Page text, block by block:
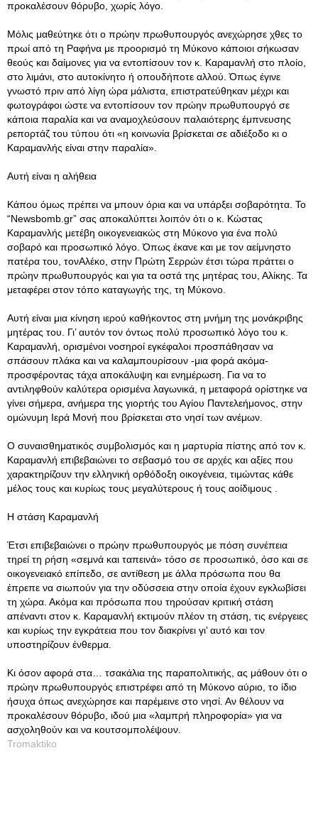
προκαλέσουν θόρυβο, χωρίς λόγο.
Μόλις μαθεύτηκε ότι ο πρώην πρωθυπουργός ανεχώρησε χθες το
πρωί από τη Ραφήνα με προορισμό τη Μύκονο κάποιοι σήκωσαν
θεούς και δαίμονες για να εντοπίσουν τον κ. Καραμανλή στο πλοίο,
στο λιμάνι, στο αυτοκίνητο ή οπουδήποτε αλλού. Όπως έγινε
γνωστό πριν από λίγη ώρα μάλιστα, επιστρατεύθηκαν μέχρι και
φωτογράφοι ώστε να εντοπίσουν τον πρώην πρωθυπουργό σε
κάποια παραλία και να αναμοχλεύσουν παλαιότερης έμπνευσης
ρεπορτάζ του τύπου ότι «η κοινωνία βρίσκεται σε αδιέξοδο κι ο
Καραμανλής είναι στην παραλία».
Αυτή είναι η αλήθεια
Κάπου όμως πρέπει να μπουν όρια και να υπάρξει σοβαρότητα. Το
“Newsbomb.gr” σας αποκαλύπτει λοιπόν ότι ο κ. Κώστας
Καραμανλής μετέβη οικογενειακώς στη Μύκονο για ένα πολύ
σοβαρό και προσωπικό λόγο. Όπως έκανε και με τον αείμνηστο
πατέρα του, τονΑλέκο, στην Πρώτη Σερρών έτσι τώρα πράττει ο
πρώην πρωθυπουργός και για τα οστά της μητέρας του, Αλίκης. Τα
μεταφέρει στον τόπο καταγωγής της, τη Μύκονο.
Αυτή είναι μια κίνηση ιερού καθήκοντος στη μνήμη της μονάκριβης
μητέρας του. Γι’ αυτόν τον όντως πολύ προσωπικό λόγο του κ.
Καραμανλή, ορισμένοι νοσηροί εγκέφαλοι προσπάθησαν να
σπάσουν πλάκα και να καλαμπουρίσουν -μια φορά ακόμα-
προσφέροντας τάχα αποκάλυψη και ενημέρωση. Για να το
αντιληφθούν καλύτερα ορισμένα λαγωνικά, η μεταφορά ορίστηκε να
γίνει σήμερα, ανήμερα της γιορτής του Αγίου Παντελεήμονος, στην
ομώνυμη Ιερά Μονή που βρίσκεται στο νησί των ανέμων.
Ο συναισθηματικός συμβολισμός και η μαρτυρία πίστης από τον κ.
Καραμανλή επιβεβαιώνει το σεβασμό του σε αρχές και αξίες που
χαρακτηρίζουν την ελληνική ορθόδοξη οικογένεια, τιμώντας κάθε
μέλος τους και κυρίως τους μεγαλύτερους ή τους αοίδιμους .
Η στάση Καραμανλή
Έτσι επιβεβαιώνει ο πρώην πρωθυπουργός με πόση συνέπεια
τηρεί τη ρήση «σεμνά και ταπεινά» τόσο σε προσωπικό, όσο και σε
οικογενειακό επίπεδο, σε αντίθεση με άλλα πρόσωπα που θα
έπρεπε να σιωπούν για την οδύσσεια στην οποία έχουν εγκλωβίσει
τη χώρα. Ακόμα και πρόσωπα που τηρούσαν κριτική στάση
απέναντι στον κ. Καραμανλή εκτιμούν πλέον τη στάση, τις ενέργειες
και κυρίως την εγκράτεια που τον διακρίνει γι’ αυτό και τον
υποστηρίζουν ένθερμα.
Κι όσον αφορά στα… τσακάλια της παραπολιτικής, ας μάθουν ότι ο
πρώην πρωθυπουργός επιστρέφει από τη Μύκονο αύριο, το ίδιο
ήσυχα όπως ανεχώρησε και παρέμεινε στο νησί. Αν θέλουν να
προκαλέσουν θόρυβο, ιδού μια «λαμπρή πληροφορία» για να
ασχοληθούν και να κουτσομπολέψουν.
Tromaktiko